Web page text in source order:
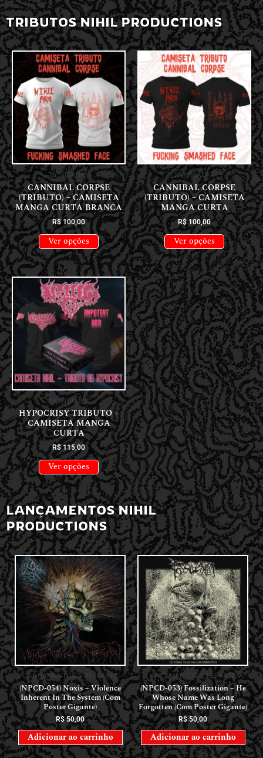
TRIBUTOS NIHIL PRODUCTIONS
NOVIDADES
CANNIBAL CORPSE
(TRIBUTO) – CAMISETA
MANGA CURTA BRANCA
R$100,00
Ver opções
NOVIDADES
CANNIBAL CORPSE
(TRIBUTO) – CAMISETA
MANGA CURTA
R$100,00
Ver opções
NOVIDADES
HYPOCRISY TRIBUTO –
CAMISETA MANGA
CURTA
R$115,00
Ver opções
LANÇAMENTOS NIHIL
PRODUCTIONS
LANÇAMENTOS // RELEASES
(NPCD-054) Noxis – Violence
Inherent In The System (Com
Poster Gigante)
R$50,00
Adicionar ao carrinho
LANÇAMENTOS // RELEASES
(NPCD-053) Fossilization – He
Whose Name Was Long
Forgotten (Com Poster Gigante)
R$ 50,00
Adicionar ao carrinho